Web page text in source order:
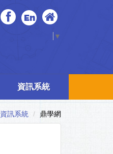
En
▼
資訊系統
資訊系統 鼎學網